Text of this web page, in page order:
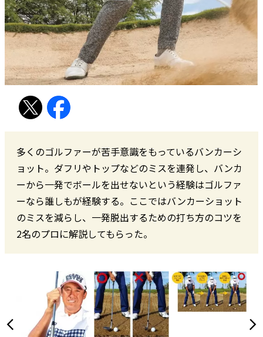
多くのゴルファーが苦手意識をもっているバンカーシ
ョット。ダフリやトップなどのミスを連発し、バンカ
ーから一発でボールを出せないという経験はゴルファ
ーなら誰しもが経験する。ここではバンカーショット
のミスを減らし、一発脱出するための打ち方のコツを
2名のプロに解説してもらった。